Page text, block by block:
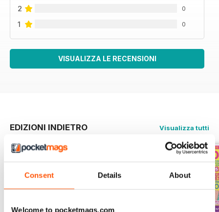
Consent Details About
Welcome to pocketmags.com
2 0
1 0
VISUALIZZA LE RECENSIONI
EDIZIONI INDIETRO Visualizza tutti